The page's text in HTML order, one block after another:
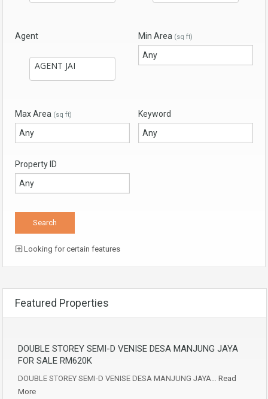
Agent Min Area (sq ft)
Max Area (sq ft) Keyword
Property ID
Looking for certain features
Featured Properties
DOUBLE STOREY SEMI-D VENISE DESA MANJUNG JAYA
FOR SALE RM620K
DOUBLE STOREY SEMI-D VENISE DESA MANJUNG JAYA… Read
More